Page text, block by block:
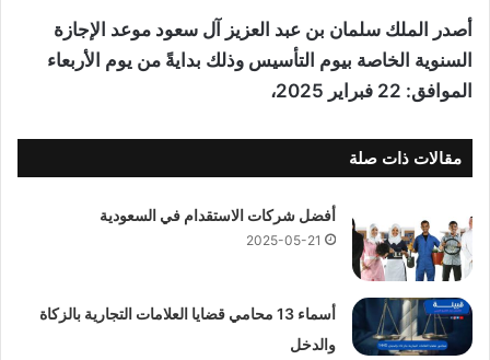
أصدر الملك سلمان بن عبد العزيز آل سعود موعد الإجازة
السنوية الخاصة بيوم التأسيس وذلك بدايةً من يوم الأربعاء
الموافق: 22 فبراير 2025،
مقالات ذات صلة
أفضل شركات الاستقدام في السعودية
2025-05-21
أسماء 13 محامي قضايا العلامات التجارية بالزكاة
والدخل